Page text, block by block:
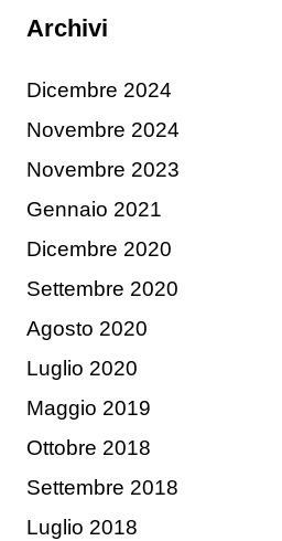
Archivi
Dicembre 2024
Novembre 2024
Novembre 2023
Gennaio 2021
Dicembre 2020
Settembre 2020
Agosto 2020
Luglio 2020
Maggio 2019
Ottobre 2018
Settembre 2018
Luglio 2018